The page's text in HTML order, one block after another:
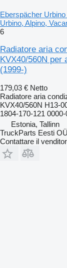
Eberspächer
Urbino, Alpino,
6
Radiatore aria
KVX40/560N per
(1999-)
179,03 € Netto
Radiatore aria
KVX40/560N H13-
1804-170-121
Estonia, Tallinn
TruckParts Eesti OÜ
Contattare il